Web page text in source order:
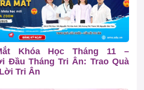
Khóa Học Tháng 11 –
Đầu Tháng Tri Ân: Trao Quà
Tri Ân